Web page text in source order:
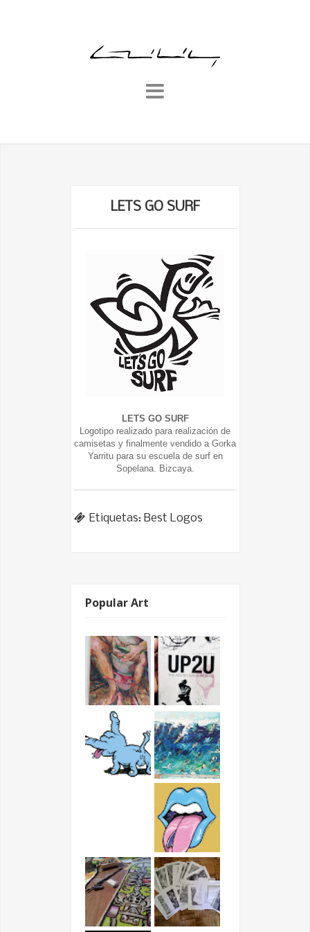
LETS GO SURF
LETS GO SURF
Logotipo realizado para realización de
camisetas y finalmente vendido a Gorka
Yarritu para su escuela de surf en
Sopelana. Bizcaya.
Etiquetas: Best Logos
Popular Art